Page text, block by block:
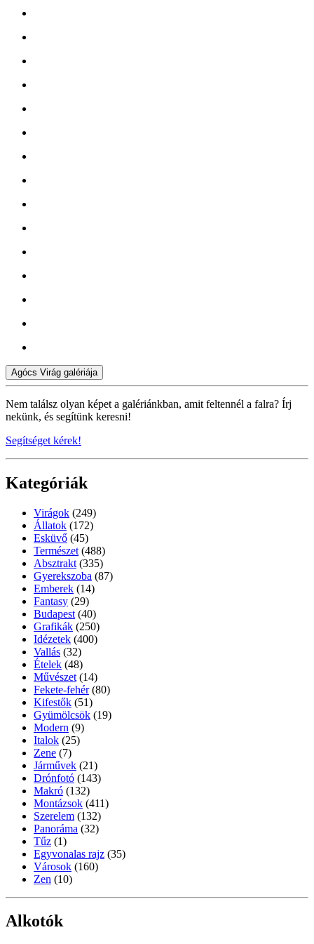
Agócs Virág galériája
Nem találsz olyan képet a galériánkban, amit feltennél a falra? Írj
nekünk, és segítünk keresni!
Segítséget kérek!
Kategóriák
Virágok (249)
Állatok (172)
Esküvő (45)
Természet (488)
Absztrakt (335)
Gyerekszoba (87)
Emberek (14)
Fantasy (29)
Budapest (40)
Grafikák (250)
Idézetek (400)
Vallás (32)
Ételek (48)
Művészet (14)
Fekete-fehér (80)
Kifestők (51)
Gyümölcsök (19)
Modern (9)
Italok (25)
Zene (7)
Járművek (21)
Drónfotó (143)
Makró (132)
Montázsok (411)
Szerelem (132)
Panoráma (32)
Tűz (1)
Egyvonalas rajz (35)
Városok (160)
Zen (10)
Alkotók